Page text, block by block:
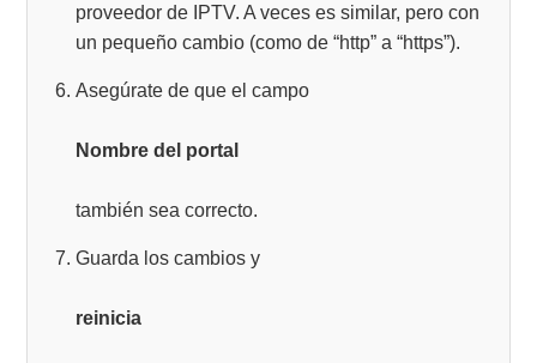
proveedor de IPTV. A veces es similar, pero con
un pequeño cambio (como de “http” a “https”).
Asegúrate de que el campo
Nombre del portal
también sea correcto.
Guarda los cambios y
reinicia